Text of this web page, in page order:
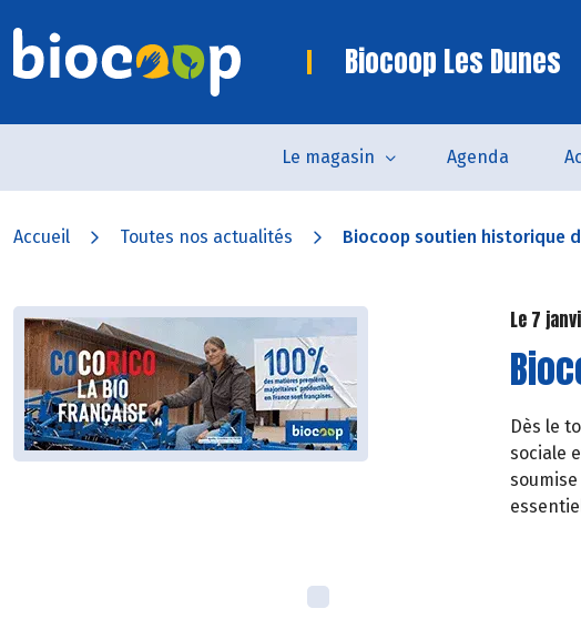
Biocoop Les Dunes
Le magasin Agenda
Accueil Toutes nos actualités Biocoop soutien historique
Le 7
Dès le
sociale